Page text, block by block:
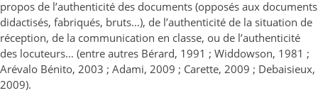
propos de l’authenticité des documents (opposés aux documents
didactisés, fabriqués, bruts…), de l’authenticité de la situation de
réception, de la communication en classe, ou de l’authenticité
des locuteurs… (entre autres Bérard, 1991 ; Widdowson, 1981 ;
Arévalo Bénito, 2003 ; Adami, 2009 ; Carette, 2009 ; Debaisieux,
2009).